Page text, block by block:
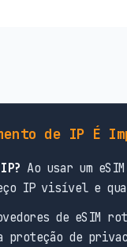
de IP É
Ao usar um
IP visível e
de eSIM
proteção de